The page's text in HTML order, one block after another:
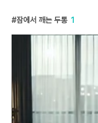
잠에서 깨는 두통 1